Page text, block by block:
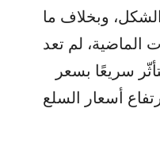
وبهذا الشكل، وبخلاف ما
الماضية، لم تعد
سريعًا بسعر
أسعار السلع